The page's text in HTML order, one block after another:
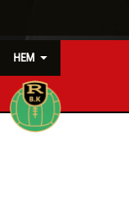
HEM
HEM